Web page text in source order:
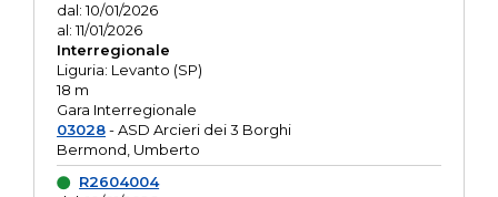
dal: 10/01/2026
al: 11/01/2026
Interregionale
Liguria: Levanto (SP)
18 m
Gara Interregionale
03028- ASD Arcieri dei 3 Borghi
Bermond, Umberto
R2604004